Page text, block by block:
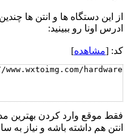
از این دستگاه ها و انتن ها
ادرس اونا رو ببینید:
کد: [مشاهده]
hardware/
فقط موقع وارد کردن بهترین
انتن هم داشته باشه و نیاز به